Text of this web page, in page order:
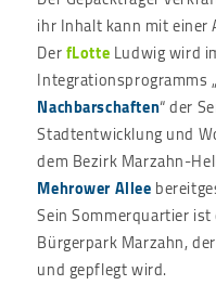
ihr Inhalt kann mit einer
DerfLotteLudwig wird
Integrationsprogramms „
Nachbarschaften“ der
Stadtentwicklung und
dem Bezirk Marzahn-
Mehrower Allee
Sein Sommerquartier ist
Bürgerpark Marzahn,
und gepflegt wird.